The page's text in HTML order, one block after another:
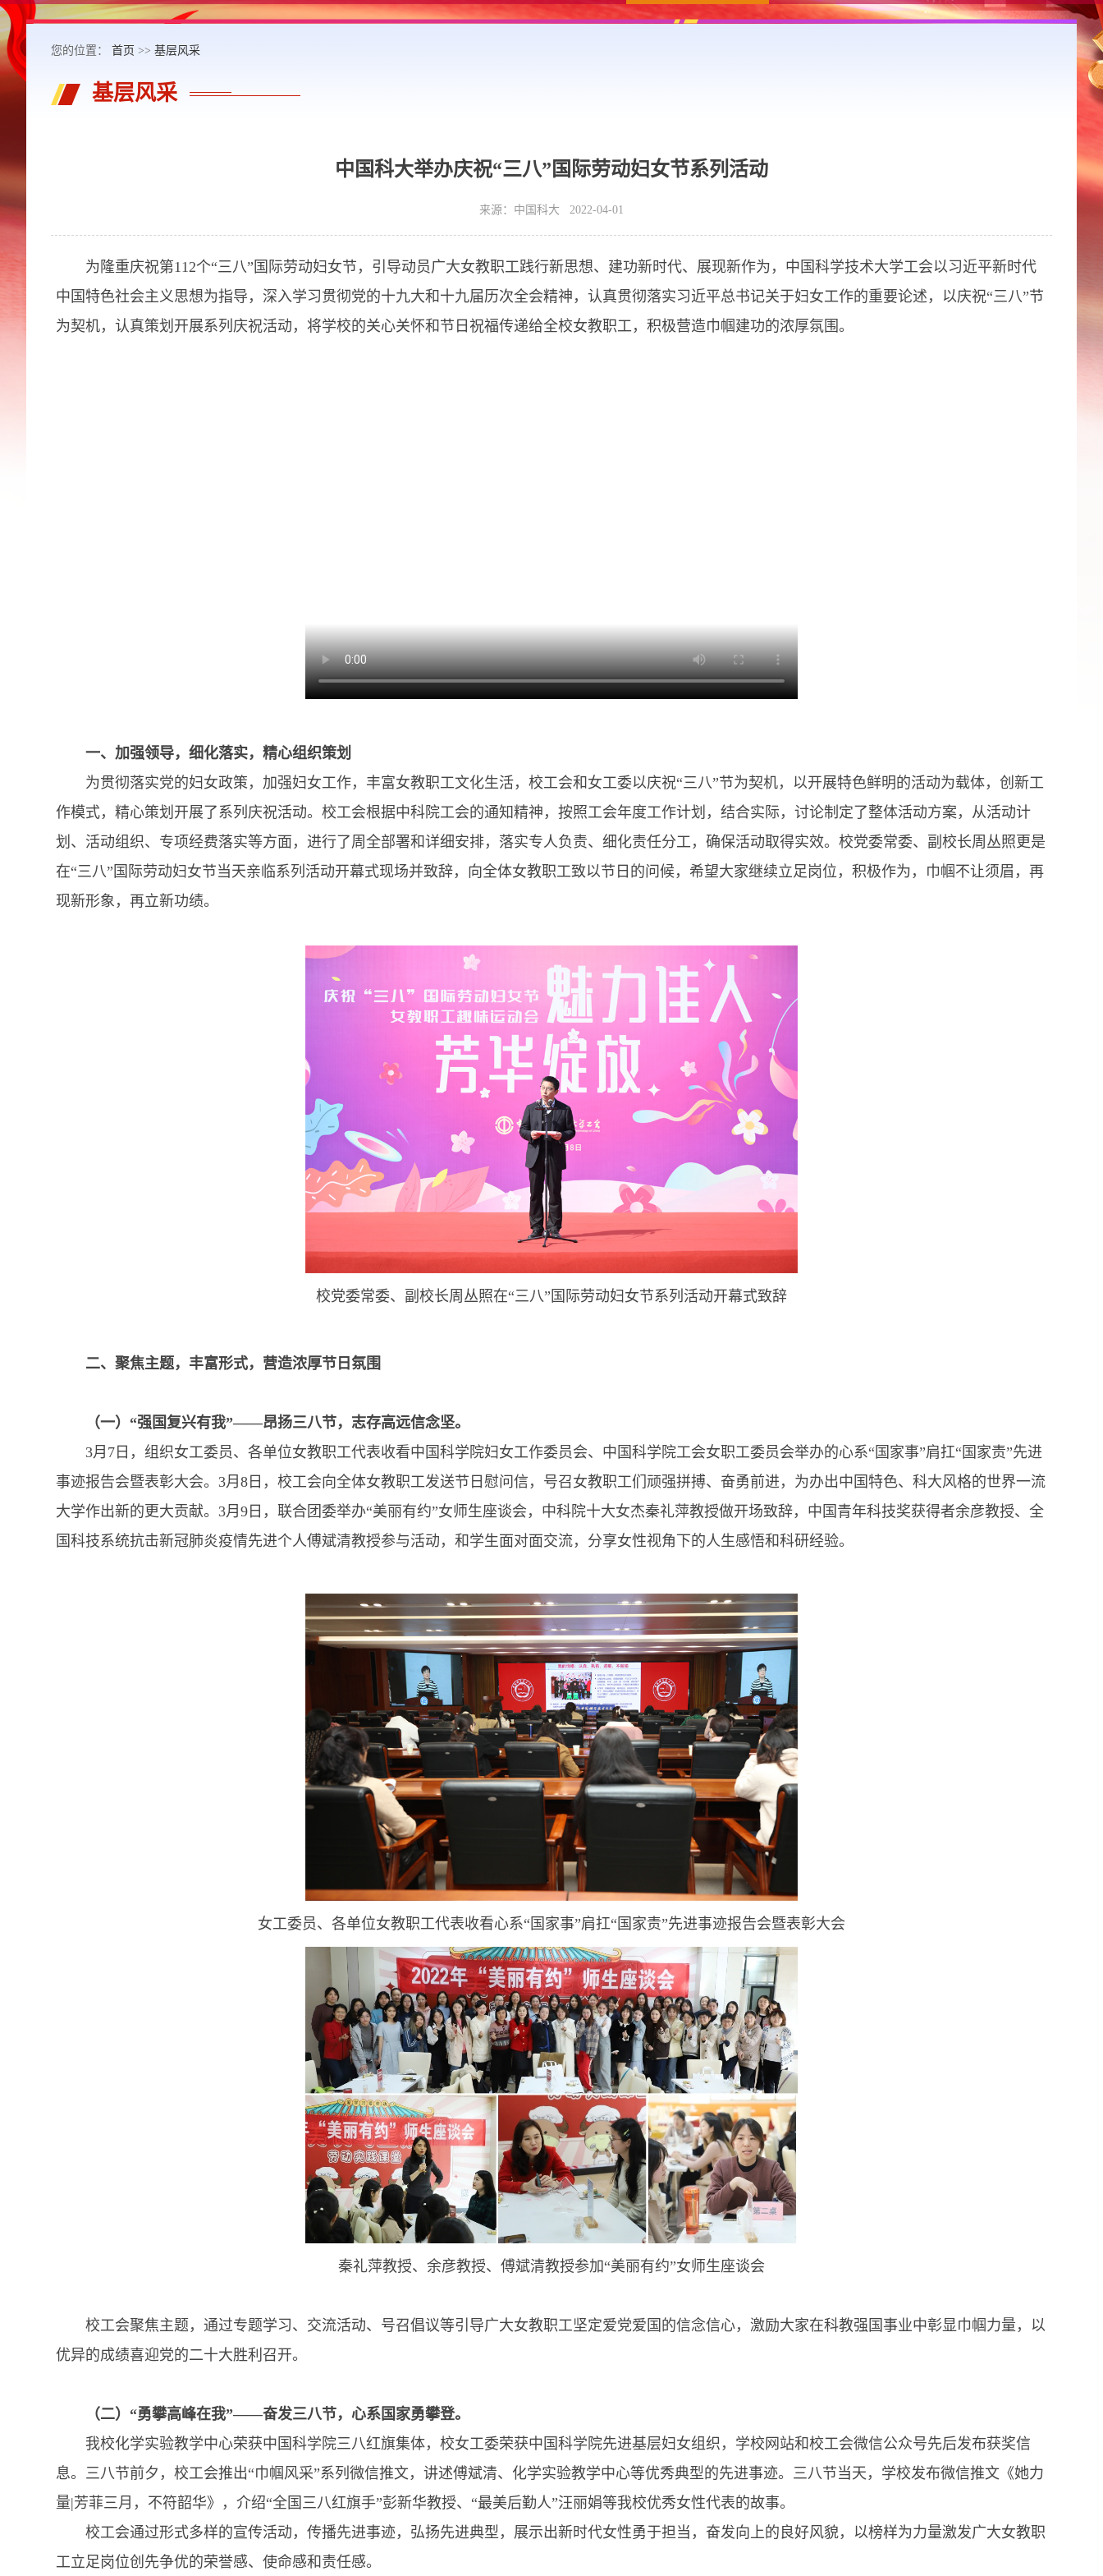
您的位置： 首页 >> 基层风采
基层风采
中国科大举办庆祝“三八”国际劳动妇女节系列活动
来源：中国科大 2022-04-01
为隆重庆祝第112个“三八”国际劳动妇女节，引导动员广大女教职工践行新思想、建功新时代、展现新作为，中国科学技术大学工会以习近平新时代
中国特色社会主义思想为指导，深入学习贯彻党的十九大和十九届历次全会精神，认真贯彻落实习近平总书记关于妇女工作的重要论述，以庆祝“三八”节
为契机，认真策划开展系列庆祝活动，将学校的关心关怀和节日祝福传递给全校女教职工，积极营造巾帼建功的浓厚氛围。
一、加强领导，细化落实，精心组织策划
为贯彻落实党的妇女政策，加强妇女工作，丰富女教职工文化生活，校工会和女工委以庆祝“三八”节为契机，以开展特色鲜明的活动为载体，创新工
作模式，精心策划开展了系列庆祝活动。校工会根据中科院工会的通知精神，按照工会年度工作计划，结合实际，讨论制定了整体活动方案，从活动计
划、活动组织、专项经费落实等方面，进行了周全部署和详细安排，落实专人负责、细化责任分工，确保活动取得实效。校党委常委、副校长周丛照更是
在“三八”国际劳动妇女节当天亲临系列活动开幕式现场并致辞，向全体女教职工致以节日的问候，希望大家继续立足岗位，积极作为，巾帼不让须眉，再
现新形象，再立新功绩。
校党委常委、副校长周丛照在“三八”国际劳动妇女节系列活动开幕式致辞
二、聚焦主题，丰富形式，营造浓厚节日氛围
（一）“强国复兴有我”——昂扬三八节，志存高远信念坚。
3月7日，组织女工委员、各单位女教职工代表收看中国科学院妇女工作委员会、中国科学院工会女职工委员会举办的心系“国家事”肩扛“国家责”先进
事迹报告会暨表彰大会。3月8日，校工会向全体女教职工发送节日慰问信，号召女教职工们顽强拼搏、奋勇前进，为办出中国特色、科大风格的世界一流
大学作出新的更大贡献。3月9日，联合团委举办“美丽有约”女师生座谈会，中科院十大女杰秦礼萍教授做开场致辞，中国青年科技奖获得者余彦教授、全
国科技系统抗击新冠肺炎疫情先进个人傅斌清教授参与活动，和学生面对面交流，分享女性视角下的人生感悟和科研经验。
女工委员、各单位女教职工代表收看心系“国家事”肩扛“国家责”先进事迹报告会暨表彰大会
秦礼萍教授、余彦教授、傅斌清教授参加“美丽有约”女师生座谈会
校工会聚焦主题，通过专题学习、交流活动、号召倡议等引导广大女教职工坚定爱党爱国的信念信心，激励大家在科教强国事业中彰显巾帼力量，以
优异的成绩喜迎党的二十大胜利召开。
（二）“勇攀高峰在我”——奋发三八节，心系国家勇攀登。
我校化学实验教学中心荣获中国科学院三八红旗集体，校女工委荣获中国科学院先进基层妇女组织，学校网站和校工会微信公众号先后发布获奖信
息。三八节前夕，校工会推出“巾帼风采”系列微信推文，讲述傅斌清、化学实验教学中心等优秀典型的先进事迹。三八节当天，学校发布微信推文《她力
量|芳菲三月，不符韶华》，介绍“全国三八红旗手”彭新华教授、“最美后勤人”汪丽娟等我校优秀女性代表的故事。
校工会通过形式多样的宣传活动，传播先进事迹，弘扬先进典型，展示出新时代女性勇于担当，奋发向上的良好风貌，以榜样为力量激发广大女教职
工立足岗位创先争优的荣誉感、使命感和责任感。